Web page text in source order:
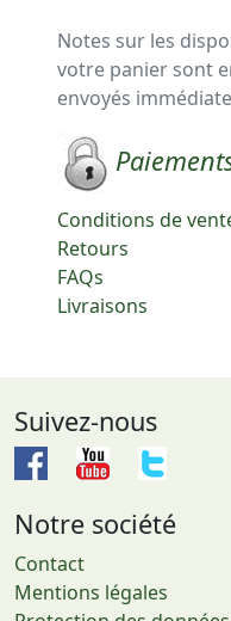
Notes sur les
votre panier sont
envoyés
Conditions de
Retours
FAQs
Livraisons
Suivez-nous
Notre société
Contact
Mentions légales